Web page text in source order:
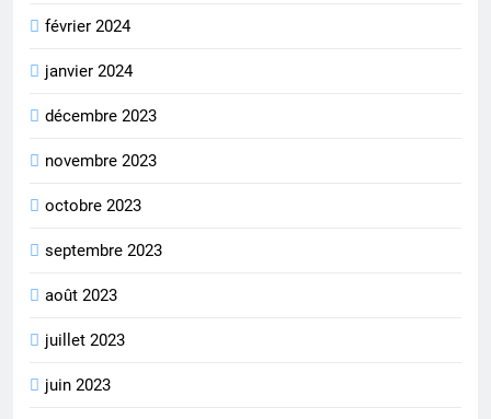
février 2024
janvier 2024
décembre 2023
novembre 2023
octobre 2023
septembre 2023
août 2023
juillet 2023
juin 2023